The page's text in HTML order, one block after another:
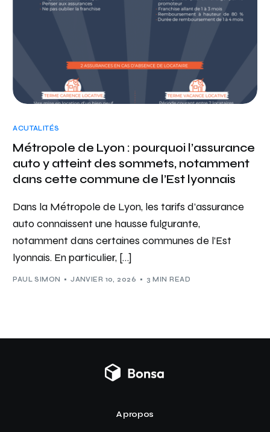
ACUTALITÉS
Métropole de Lyon : pourquoi l’assurance
auto y atteint des sommets, notamment
dans cette commune de l’Est lyonnais
Dans la Métropole de Lyon, les tarifs d’assurance
auto connaissent une hausse fulgurante,
notamment dans certaines communes de l’Est
lyonnais. En particulier, […]
PAUL SIMON JANVIER 10, 2026 3 MIN READ
A propos